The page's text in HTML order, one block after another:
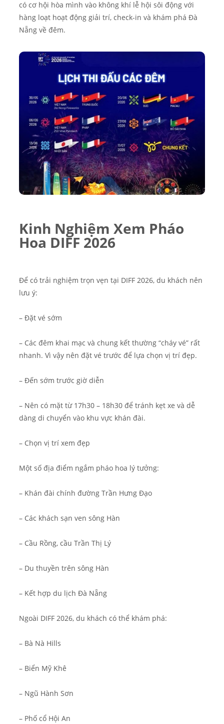
có cơ hội hòa mình vào không khí lễ hội sôi động với
hàng loạt hoạt động giải trí, check-in và khám phá Đà
Nẵng về đêm.
Kinh Nghiệm Xem Pháo
Hoa DIFF 2026
Để có trải nghiệm trọn vẹn tại DIFF 2026, du khách nên
lưu ý:
– Đặt vé sớm
– Các đêm khai mạc và chung kết thường “cháy vé” rất
nhanh. Vì vậy nên đặt vé trước để lựa chọn vị trí đẹp.
– Đến sớm trước giờ diễn
– Nên có mặt từ 17h30 – 18h30 để tránh kẹt xe và dễ
dàng di chuyển vào khu vực khán đài.
– Chọn vị trí xem đẹp
Một số địa điểm ngắm pháo hoa lý tưởng:
– Khán đài chính đường Trần Hưng Đạo
– Các khách sạn ven sông Hàn
– Cầu Rồng, cầu Trần Thị Lý
– Du thuyền trên sông Hàn
– Kết hợp du lịch Đà Nẵng
Ngoài DIFF 2026, du khách có thể khám phá:
– Bà Nà Hills
– Biển Mỹ Khê
– Ngũ Hành Sơn
– Phố cổ Hội An